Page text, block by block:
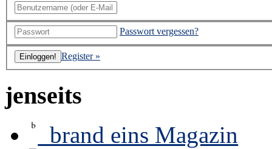
Passwort vergessen?
Register »
jenseits
brand eins Magazin